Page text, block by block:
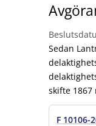
Sedan
skifte 1867
F 10106-